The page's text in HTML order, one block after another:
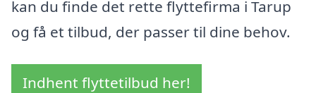
kan du finde det rette flyttefirma i Tarup
og få et tilbud, der passer til dine behov.
Indhent flyttetilbud her!